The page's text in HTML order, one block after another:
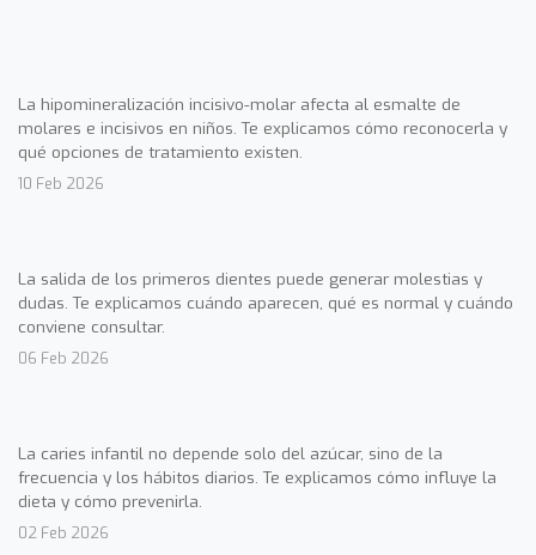
La hipomineralización incisivo-molar afecta al esmalte de
molares e incisivos en niños. Te explicamos cómo reconocerla y
qué opciones de tratamiento existen.
10 Feb 2026
La salida de los primeros dientes puede generar molestias y
dudas. Te explicamos cuándo aparecen, qué es normal y cuándo
conviene consultar.
06 Feb 2026
La caries infantil no depende solo del azúcar, sino de la
frecuencia y los hábitos diarios. Te explicamos cómo influye la
dieta y cómo prevenirla.
02 Feb 2026